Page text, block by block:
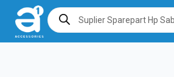
Lewati
konten
Products
search
Cari
untuk: